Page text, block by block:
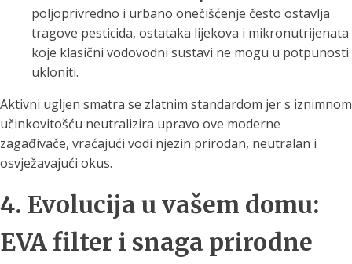
poljoprivredno i urbano onečišćenje često ostavlja
tragove pesticida, ostataka lijekova i mikronutrijenata
koje klasični vodovodni sustavi ne mogu u potpunosti
ukloniti.
Aktivni ugljen smatra se zlatnim standardom jer s iznimnom
učinkovitošću neutralizira upravo ove moderne
zagađivače, vraćajući vodi njezin prirodan, neutralan i
osvježavajući okus.
4. Evolucija u vašem domu:
EVA filter i snaga prirodne